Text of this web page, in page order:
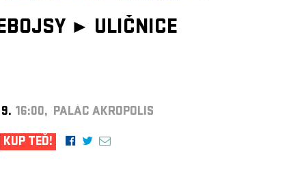
► ULIČNICE
16:00, PALÁC AKROPOLIS
KUP TEĎ!